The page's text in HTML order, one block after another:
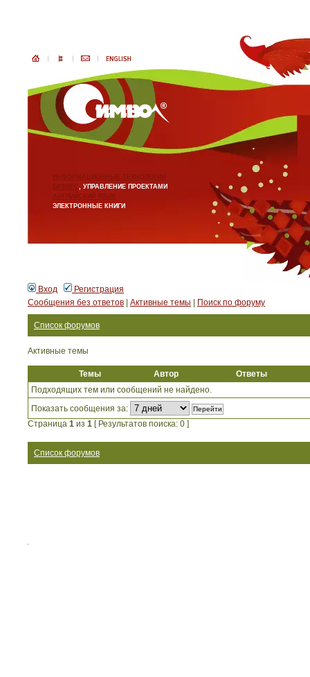
ИНФОРМАЦИОННЫЕ ТЕХНОЛОГИИ
БИЗНЕС, УПРАВЛЕНИЕ ПРОЕКТАМИ
АНГЛИЙСКИЙ ЯЗЫК
ЭЛЕКТРОННЫЕ КНИГИ
Вход
Регистрация
Сообщения без ответов
Активные темы Поиск по форуму
Список форумов
Активные темы
Темы Автор
Ответы
Подходящих тем или сообщений не найдено.
Показать сообщения за:
Страница 1 из 1 [ Результатов поиска: 0 ]
Список форумов